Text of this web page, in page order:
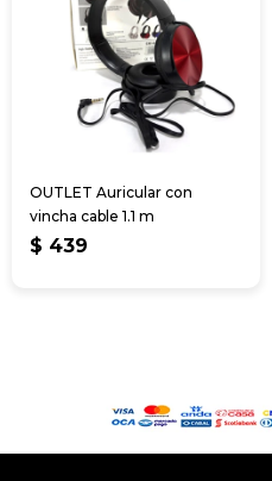
OUTLET Auricular con
vincha cable 1.1 m
$ 439